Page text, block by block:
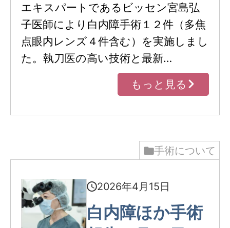
エキスパートであるビッセン宮島弘
子医師により白内障手術１２件（多焦
点眼内レンズ４件含む）を実施しまし
た。執刀医の高い技術と最新…
もっと見る
手術について
2026年4月15日
白内障ほか手術